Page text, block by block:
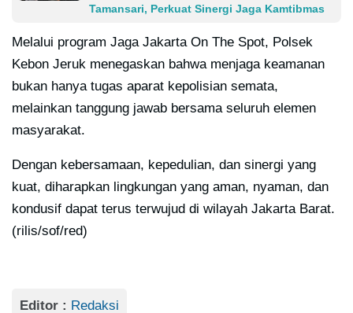
Tamansari, Perkuat Sinergi Jaga Kamtibmas
Melalui program Jaga Jakarta On The Spot, Polsek
Kebon Jeruk menegaskan bahwa menjaga keamanan
bukan hanya tugas aparat kepolisian semata,
melainkan tanggung jawab bersama seluruh elemen
masyarakat.
Dengan kebersamaan, kepedulian, dan sinergi yang
kuat, diharapkan lingkungan yang aman, nyaman, dan
kondusif dapat terus terwujud di wilayah Jakarta Barat.
(rilis/sof/red)
Editor : Redaksi